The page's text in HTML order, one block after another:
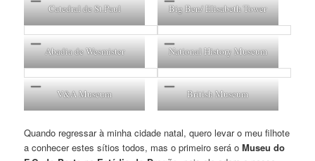
Catedral de St.Paul Big Ben/ Elisabeth Tower
Abadia de Wesmister National History Museum
V&A Museum British Museum
Quando regressar à minha cidade natal, quero levar o meu filhote
a conhecer estes sítios todos, mas o primeiro será oMuseu do